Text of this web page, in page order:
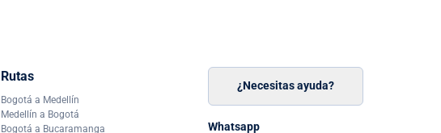
Rutas
Bogotá a Medellín
Medellín a Bogotá
Bogotá a Bucaramanga
¿Necesitas ayuda?
Whatsapp